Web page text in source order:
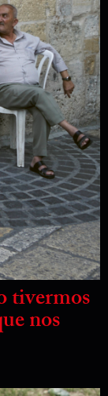
tivermos
nos